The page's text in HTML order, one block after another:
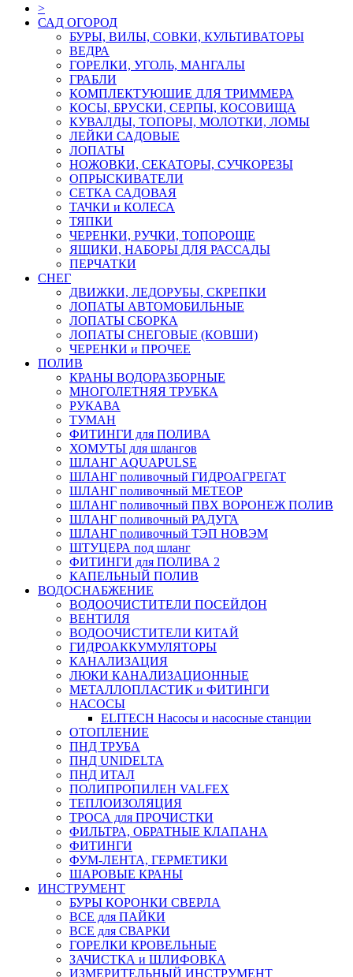
>
САД ОГОРОД
БУРЫ, ВИЛЫ, СОВКИ, КУЛЬТИВАТОРЫ
ВЕДРА
ГОРЕЛКИ, УГОЛЬ, МАНГАЛЫ
ГРАБЛИ
КОМПЛЕКТУЮШИЕ ДЛЯ ТРИММЕРА
КОСЫ, БРУСКИ, СЕРПЫ, КОСОВИЩА
КУВАЛДЫ, ТОПОРЫ, МОЛОТКИ, ЛОМЫ
ЛЕЙКИ САДОВЫЕ
ЛОПАТЫ
НОЖОВКИ, СЕКАТОРЫ, СУЧКОРЕЗЫ
ОПРЫСКИВАТЕЛИ
СЕТКА САДОВАЯ
ТАЧКИ и КОЛЕСА
ТЯПКИ
ЧЕРЕНКИ, РУЧКИ, ТОПОРОЩЕ
ЯЩИКИ, НАБОРЫ ДЛЯ РАССАДЫ
ПЕРЧАТКИ
СНЕГ
ДВИЖКИ, ЛЕДОРУБЫ, СКРЕПКИ
ЛОПАТЫ АВТОМОБИЛЬНЫЕ
ЛОПАТЫ СБОРКА
ЛОПАТЫ СНЕГОВЫЕ (КОВШИ)
ЧЕРЕНКИ и ПРОЧЕЕ
ПОЛИВ
КРАНЫ ВОДОРАЗБОРНЫЕ
МНОГОЛЕТНЯЯ ТРУБКА
РУКАВА
ТУМАН
ФИТИНГИ для ПОЛИВА
ХОМУТЫ для шлангов
ШЛАНГ AQUAPULSE
ШЛАНГ поливочный ГИДРОАГРЕГАТ
ШЛАНГ поливочный МЕТЕОР
ШЛАНГ поливочный ПВХ ВОРОНЕЖ ПОЛИВ
ШЛАНГ поливочный РАДУГА
ШЛАНГ поливочный ТЭП НОВЭМ
ШТУЦЕРА под шланг
ФИТИНГИ для ПОЛИВА 2
КАПЕЛЬНЫЙ ПОЛИВ
ВОДОСНАБЖЕНИЕ
ВОДООЧИСТИТЕЛИ ПОСЕЙДОН
ВЕНТИЛЯ
ВОДООЧИСТИТЕЛИ КИТАЙ
ГИДРОАККУМУЛЯТОРЫ
КАНАЛИЗАЦИЯ
ЛЮКИ КАНАЛИЗАЦИОННЫЕ
МЕТАЛЛОПЛАСТИК и ФИТИНГИ
НАСОСЫ
ELITECH Насосы и насосные станции
ОТОПЛЕНИЕ
ПНД ТРУБА
ПНД UNIDELTA
ПНД ИТАЛ
ПОЛИПРОПИЛЕН VALFEX
ТЕПЛОИЗОЛЯЦИЯ
ТРОСА для ПРОЧИСТКИ
ФИЛЬТРА, ОБРАТНЫЕ КЛАПАНА
ФИТИНГИ
ФУМ-ЛЕНТА, ГЕРМЕТИКИ
ШАРОВЫЕ КРАНЫ
ИНСТРУМЕНТ
БУРЫ КОРОНКИ СВЕРЛА
ВСЕ для ПАЙКИ
ВСЕ для СВАРКИ
ГОРЕЛКИ КРОВЕЛЬНЫЕ
ЗАЧИСТКА и ШЛИФОВКА
ИЗМЕРИТЕЛЬНЫЙ ИНСТРУМЕНТ